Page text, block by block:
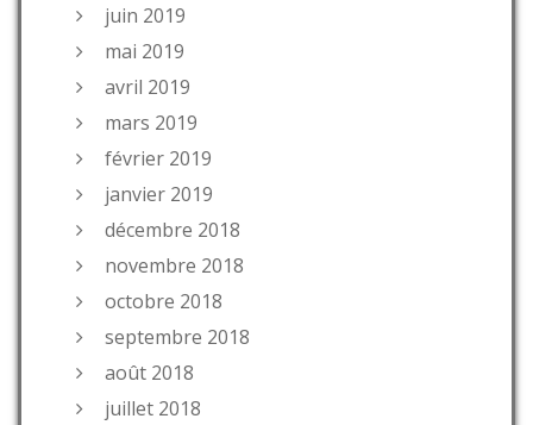
juin 2019
mai 2019
avril 2019
mars 2019
février 2019
janvier 2019
décembre 2018
novembre 2018
octobre 2018
septembre 2018
août 2018
juillet 2018